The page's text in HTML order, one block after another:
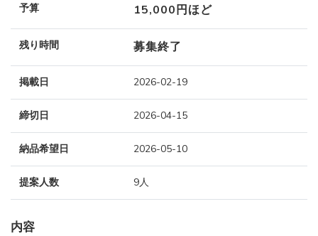
予算 15,000円ほど
残り時間 募集終了
掲載日 2026-02-19
締切日 2026-04-15
納品希望日 2026-05-10
提案人数 9人
内容